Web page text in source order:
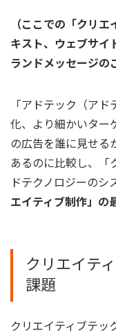
（ここでの「クリ
キスト、ウェブサイ
ランドメッセージの
「アドテック（ア
化、より細かいター
の広告を誰に見せる
あるのに比較し、「
ドテクノロジーのシ
エイティブ制作」の
クリエイテ
課題
クリエイティブテッ